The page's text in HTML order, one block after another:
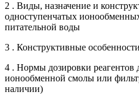
2 . Виды, назначение и
одноступенчатых
питательной воды
3 . Конструктивные
4 . Нормы дозировки реагентов
ионообменной смолы или
наличии)